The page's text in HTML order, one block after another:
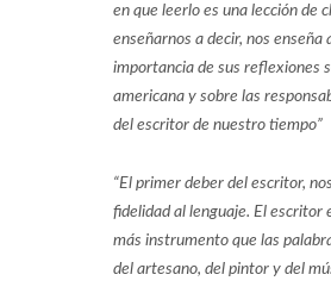
en que leerlo es una lección de
enseñarnos a decir, nos enseña
importancia de sus reflexiones
americana y sobre las
del escritor de nuestro tiempo”
“El primer deber del escritor,
fidelidad al lenguaje. El escritor
más instrumento que las
del artesano, del pintor y del